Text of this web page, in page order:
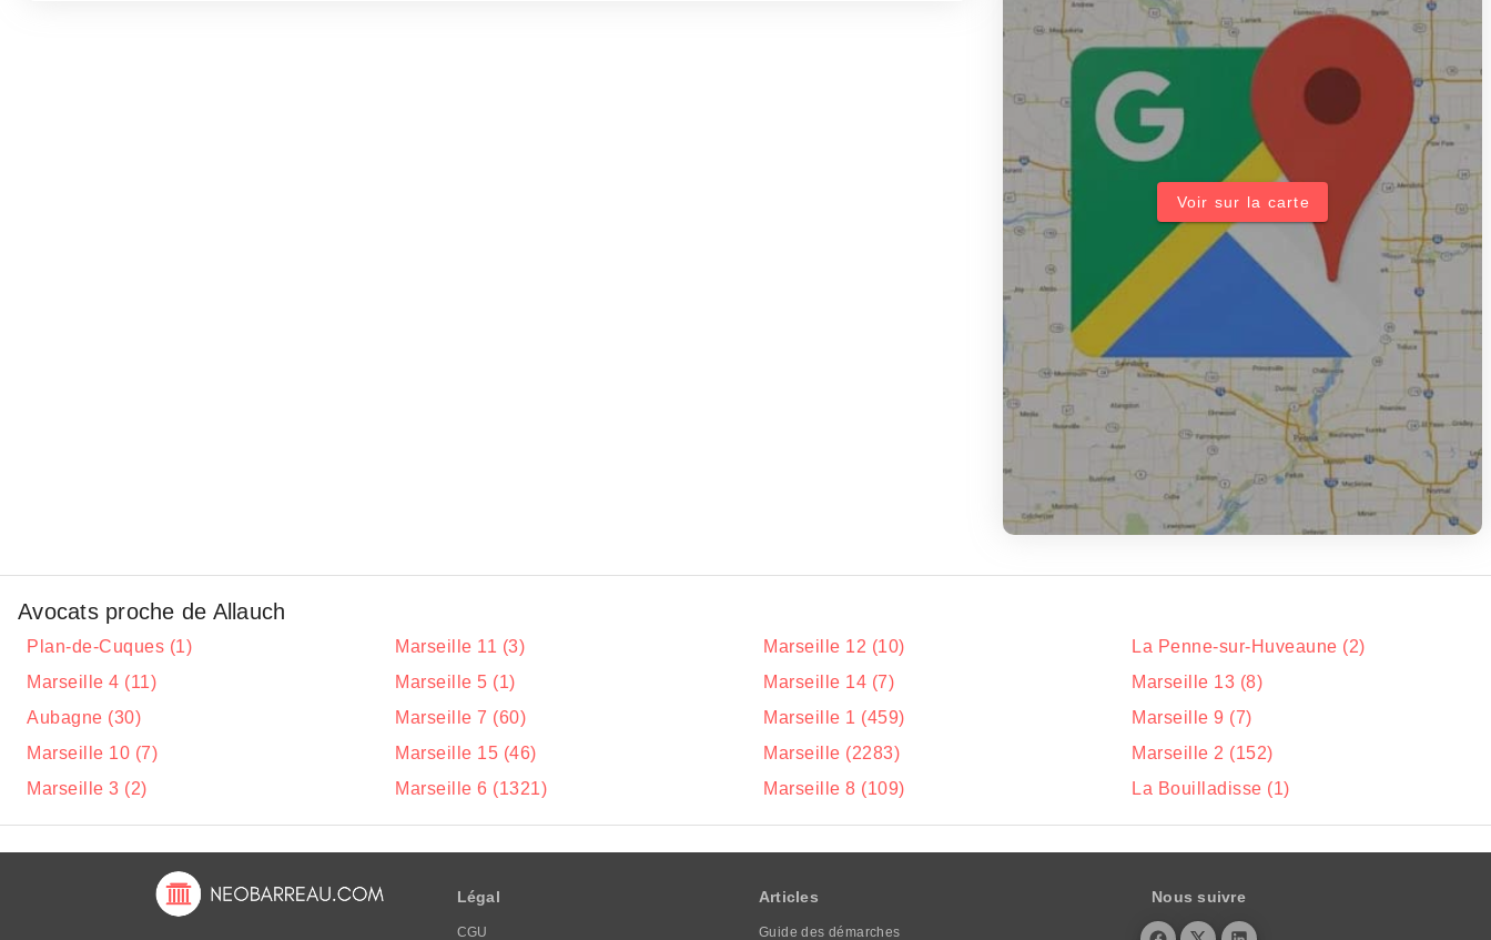
Voir sur la carte
Avocats proche de Allauch
Plan-de-Cuques (1) Marseille 11 (3) Marseille 12 (10)
La Penne-sur-Huveaune (2)
Marseille 4 (11)
Marseille 5 (1) Marseille 14 (7)
Marseille 13 (8)
Aubagne (30)
Marseille 7 (60) Marseille 1 (459)
Marseille 9 (7)
Marseille 10 (7)
Marseille 15 (46) Marseille (2283)
Marseille 2 (152)
Marseille 3 (2)
Marseille 6 (1321) Marseille 8 (109) La Bouilladisse (1)
Légal
CGU
Articles
Guide des démarches
Nous suivre